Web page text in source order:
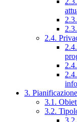
2.4.
3.
3.1.
3.2.